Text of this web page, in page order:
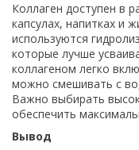
Коллаген доступен в
капсулах, напитках и
используются
которые лучше
коллагеном легко
можно смешивать с
Важно выбирать
обеспечить
Вывод